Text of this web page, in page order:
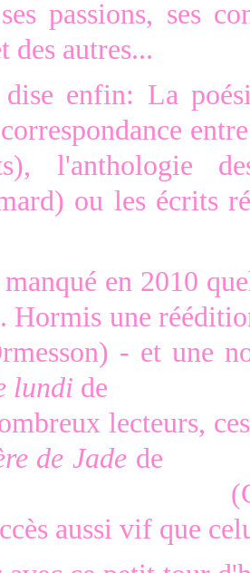
passions, ses
des autres...
enfin: La
l'anthologie
ou les écrits
en 2010
Hormis une
- et une
lundi de
lecteurs,
de Jade de
aussi vif que